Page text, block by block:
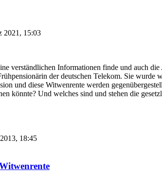
2021, 15:03
verständlichen Informationen finde und auch
der deutschen Telekom. Sie wurde
und diese Witwenrente werden
könnte? Und welches sind und stehen die
18:45